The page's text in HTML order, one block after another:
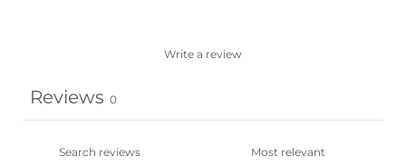
Write a review
Reviews 0